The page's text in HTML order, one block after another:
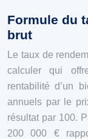
Formule du
brut
Le taux de
calculer qui
rentabilité d’un
annuels par le
résultat par 100.
200 000 €